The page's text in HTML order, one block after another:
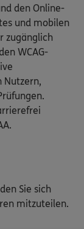
den Online-
und mobilen
zugänglich
WCAG-
Nutzern,
Sie sich
mitzuteilen.